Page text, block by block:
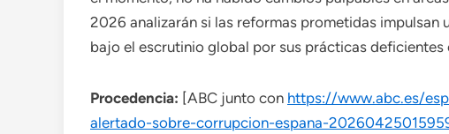
2026 analizarán si las reformas prometidas impulsan
bajo el escrutinio global por sus prácticas
Procedencia: [ABC junto con https://www.abc.es/
alertado-sobre-corrupcion-espana-